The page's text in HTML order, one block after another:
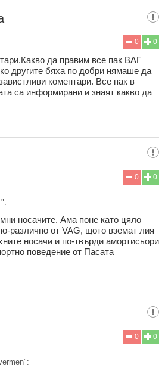
0
0
да правим все пак ВАГ
другите бяха по добри нямаше да
коментари. Все пак в
са информирани и знаят какво да
0
0
носачите. Ама поне като цяло
различно от VAG, щото вземат лия
носачи и по-твърди амортисьори
поведение от Пасата
0
0